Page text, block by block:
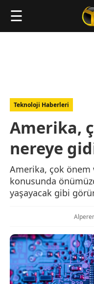
☰
Teknoloji Haberleri
Amerika,
nereye
Amerika, çok
konusunda
yaşayacak gibi